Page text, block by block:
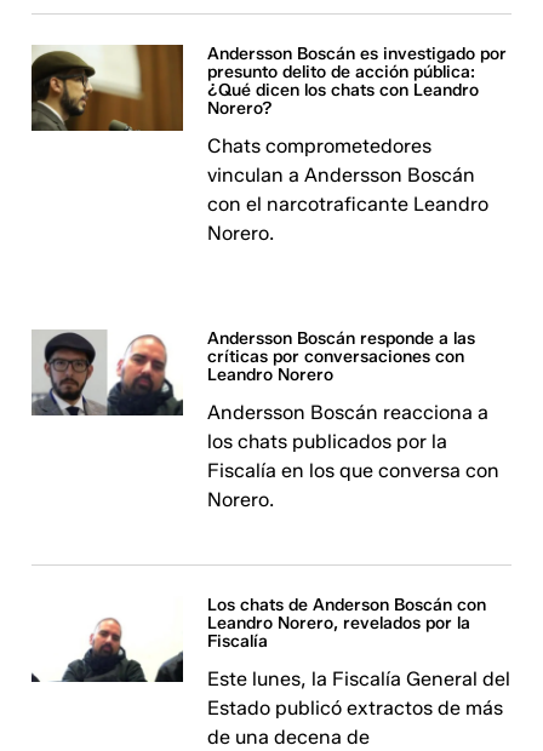
Andersson Boscán es investigado por
presunto delito de acción pública:
¿Qué dicen los chats con Leandro
Norero?
Chats comprometedores
vinculan a Andersson Boscán
con el narcotraficante Leandro
Norero.
Andersson Boscán responde a las
críticas por conversaciones con
Leandro Norero
Andersson Boscán reacciona a
los chats publicados por la
Fiscalía en los que conversa con
Norero.
Los chats de Anderson Boscán con
Leandro Norero, revelados por la
Fiscalía
Este lunes, la Fiscalía General del
Estado publicó extractos de más
de una decena de